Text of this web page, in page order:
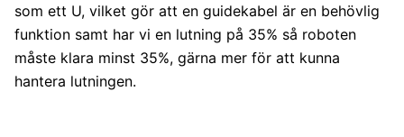
som ett U, vilket gör att en guidekabel är en behövlig
funktion samt har vi en lutning på 35% så roboten
måste klara minst 35%, gärna mer för att kunna
hantera lutningen.